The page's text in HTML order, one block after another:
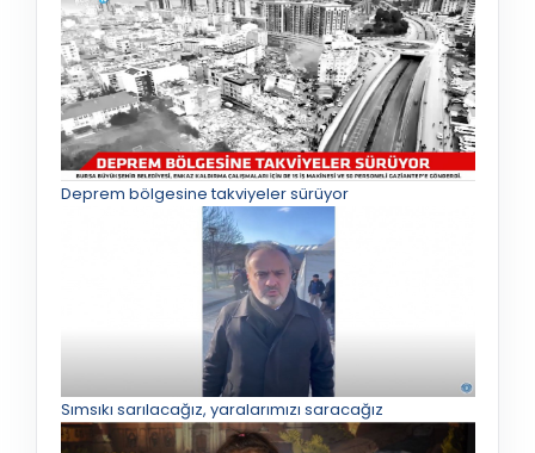
Deprem bölgesine takviyeler sürüyor
Sımsıkı sarılacağız, yaralarımızı saracağız